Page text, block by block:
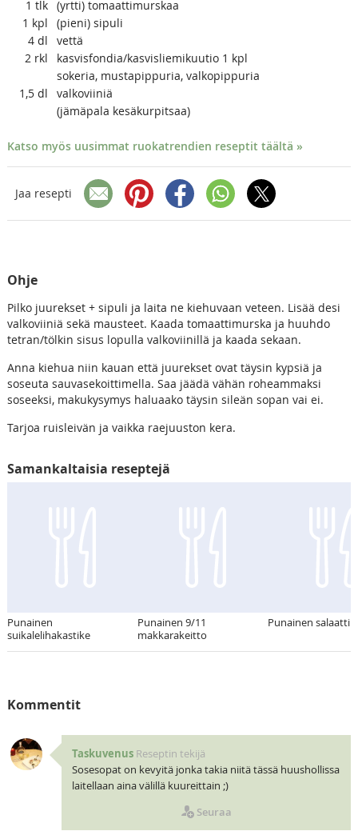
1 tlk (yrtti) tomaattimurskaa
1 kpl
(pieni) sipuli
4 dl
vettä
2 rkl
kasvisfondia/kasvisliemikuutio 1 kpl
sokeria, mustapippuria, valkopippuria
1,5 dl
valkoviiniä
(jämäpala kesäkurpitsaa)
Katso myös uusimmat ruokatrendien reseptit täältä »
Jaa resepti
Ohje
Pilko juurekset + sipuli ja laita ne kiehuvaan veteen. Lisää desi
valkoviiniä sekä mausteet. Kaada tomaattimurska ja huuhdo
tetran/tölkin sisus lopulla valkoviinillä ja kaada sekaan.
Anna kiehua niin kauan että juurekset ovat täysin kypsiä ja
soseuta sauvasekoittimella. Saa jäädä vähän roheammaksi
soseeksi, makukysymys haluaako täysin sileän sopan vai ei.
Tarjoa ruisleivän ja vaikka raejuuston kera.
Samankaltaisia reseptejä
Punainen
suikalelihakastike
Punainen 9/11
makkarakeitto
Punainen salaatti
Kommentit
Taskuvenus Reseptin tekijä
Sosesopat on kevyitä jonka takia niitä tässä huushollissa
laitellaan aina välillä kuureittain ;)
Seuraa